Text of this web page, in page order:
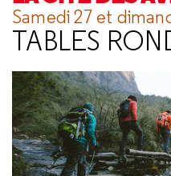
Samedi 27 et
TABLES